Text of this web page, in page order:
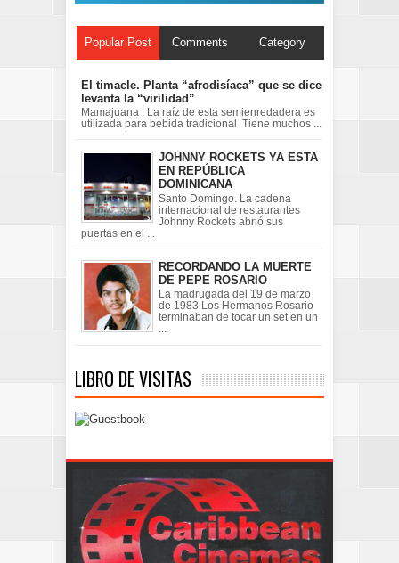
Popular Post Comments Category
El timacle. Planta “afrodisíaca” que se dice
levanta la “virilidad”
Mamajuana . La raíz de esta semienredadera es
utilizada para bebida tradicional Tiene muchos ...
JOHNNY ROCKETS YA ESTA
EN REPÚBLICA
DOMINICANA
Santo Domingo. La cadena
internacional de restaurantes
Johnny Rockets abrió sus
puertas en el ...
RECORDANDO LA MUERTE
DE PEPE ROSARIO
La madrugada del 19 de marzo
de 1983 Los Hermanos Rosario
terminaban de tocar un set en un
...
LIBRO DE VISITAS